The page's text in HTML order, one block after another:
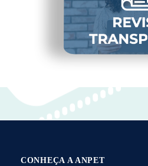
CONHEÇA A ANPET